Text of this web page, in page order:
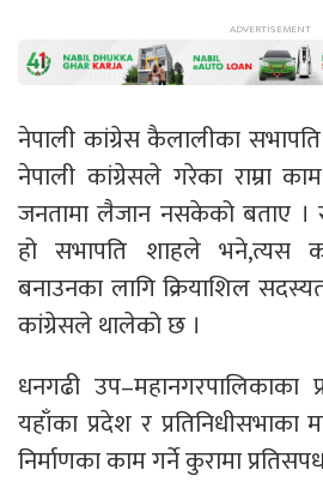
नेपाली कांग्रेस कैलालीका
नेपाली कांग्रेसले गरेका राम्रा
जनतामा लैजान नसकेको बताए
हो सभापति शाहले भने,त्यस
बनाउनका लागि क्रियाशिल
कांग्रेसले थालेको छ ।
धनगढी
यहाँका प्रदेश र
निर्माणका काम गर्ने कुरामा